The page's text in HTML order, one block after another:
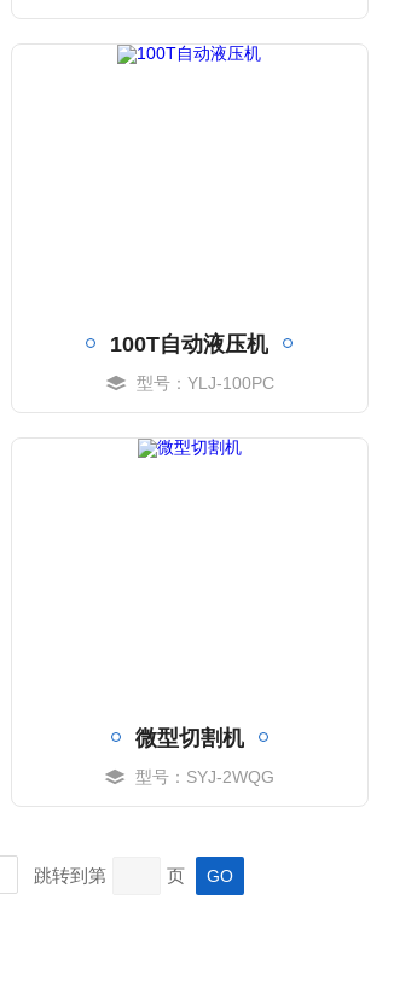
100T自动液压机
型号：YLJ-100PC
微型切割机
型号：SYJ-2WQG
跳转到第 页